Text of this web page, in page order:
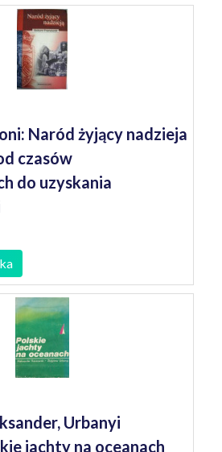
Naród żyjący nadzieja
czasów
do uzyskania
Urbanyi
jachty na oceanach